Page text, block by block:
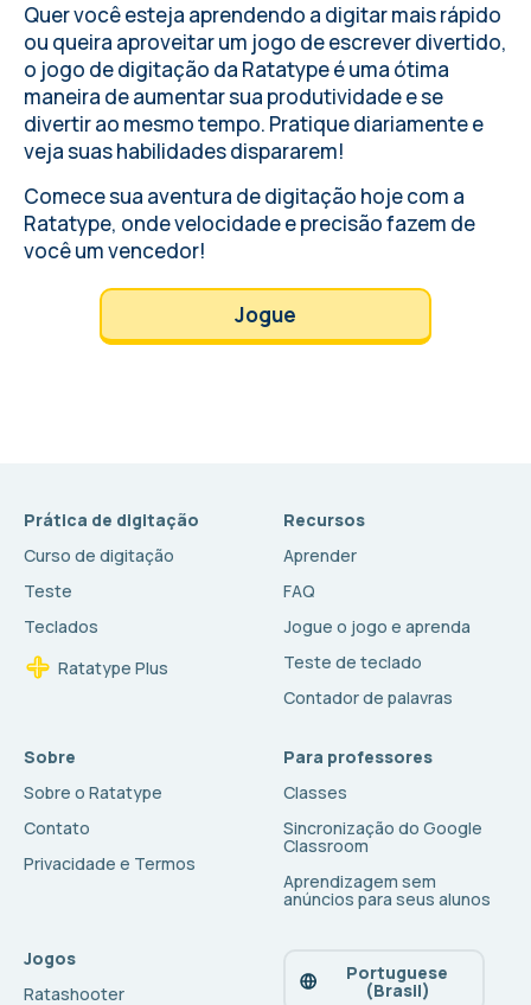
Quer você esteja aprendendo a digitar mais rápido
ou queira aproveitar um jogo de escrever divertido,
o jogo de digitação da Ratatype é uma ótima
maneira de aumentar sua produtividade e se
divertir ao mesmo tempo. Pratique diariamente e
veja suas habilidades dispararem!
Comece sua aventura de digitação hoje com a
Ratatype, onde velocidade e precisão fazem de
você um vencedor!
Jogue
Prática de digitação
Curso de digitação
Teste
Teclados
Ratatype Plus
Recursos
Aprender
FAQ
Jogue o jogo e aprenda
Teste de teclado
Contador de palavras
Sobre
Sobre o Ratatype
Contato
Privacidade e Termos
Para professores
Classes
Sincronização do Google
Classroom
Aprendizagem sem
anúncios para seus alunos
Jogos
Ratashooter
Portuguese
(Brasil)